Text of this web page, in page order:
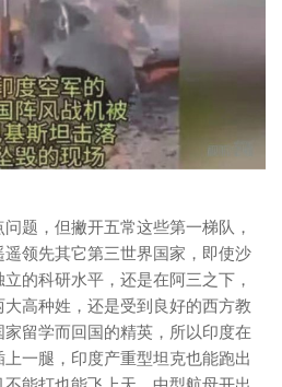
题，但撇开五常这些第一梯队，
领先其它第三世界国家，即使沙
的科研水平，还是在阿三之下，
高种姓，还是受到良好的西方教
留学而回国的精英，所以印度在
一腿，印度产重型坦克也能跑出